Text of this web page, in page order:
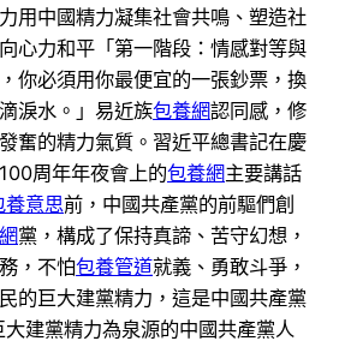
用中國精力凝集社會共鳴、塑造社
心力和平「第一階段：情感對等與
你必須用你最便宜的一張鈔票，換
淚水。」易近族包養網認同感，修
奮的精力氣質。習近平總書記在慶
周年年夜會上的包養網主要講話
養意思前，中國共產黨的前驅們創
黨，構成了保持真諦、苦守幻想，
，不怕包養管道就義、勇敢斗爭，
的巨大建黨精力，這是中國共產黨
大建黨精力為泉源的中國共產黨人